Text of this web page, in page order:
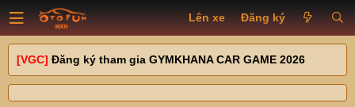
Lên xe Đăng ký
[VGC] Đăng ký tham gia GYMKHANA CAR GAME 2026